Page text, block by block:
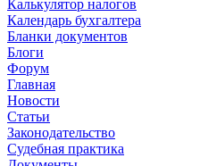
Калькулятор налогов
Календарь бухгалтера
Бланки документов
Блоги
Форум
Главная
Новости
Cтатьи
Законодательство
Судебная практика